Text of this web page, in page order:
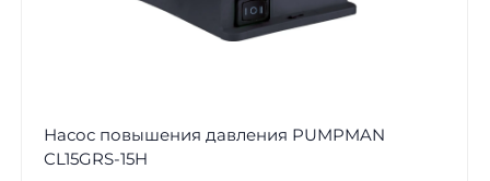
Насос повышения давления PUMPMAN
CL15GRS-15H